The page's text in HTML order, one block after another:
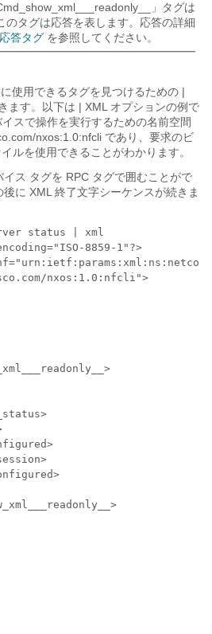
」タグは
のタグは応答を表します。応答の詳細
答タグ を参照してください。
使用できるタグを見つけるための |
ます。以下は | XML オプションの例で
スで操作を実行するための名前空間
nxos:1.0:nfcli であり、要求のビ
ルを使用できることがわかります。
ス タグを RPC タグで囲むことがで
に XML 終了文字シーケンスが続きま
status | xml
8859-1"?>
nxos:1.0:nfcli">